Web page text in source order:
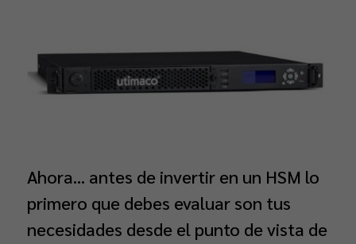
Ahora… antes de invertir en un HSM lo
primero que debes evaluar son tus
necesidades desde el punto de vista de